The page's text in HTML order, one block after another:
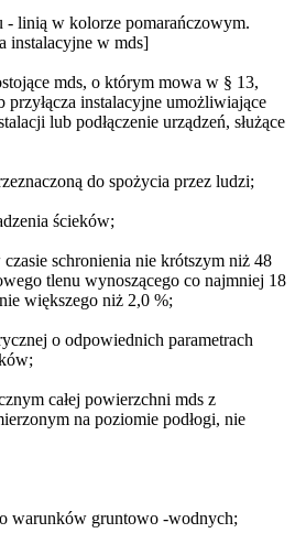
- linią w kolorze pomarańczowym.
instalacyjne w mds]
mds, o którym mowa w § 13,
przyłącza instalacyjne umożliwiające
lub podłączenie urządzeń, służące
do spożycia przez ludzi;
ścieków;
schronienia nie krótszym niż 48
tlenu wynoszącego co najmniej 18
większego niż 2,0 %;
o odpowiednich parametrach
całej powierzchni mds z
na poziomie podłogi, nie
warunków gruntowo -wodnych;